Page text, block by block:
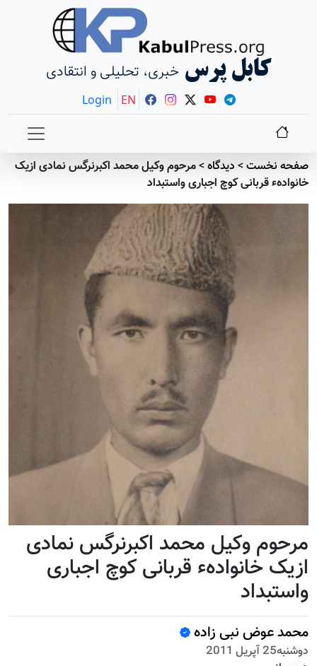
کابل پرس خبری، تحلیلی و انتقادی
Login EN
صفحه نخست> دیدگاه>مرحوم وکیل محمد اکبرنرگس نمادی ازیک
خانوادهء قربانی کوچ اجباری واستبداد
مرحوم وکیل محمد اکبرنرگس نمادی
ازیک خانوادهء قربانی کوچ اجباری
واستبداد
محمد عوض نبی زاده
دوشنبه25 آپریل 2011